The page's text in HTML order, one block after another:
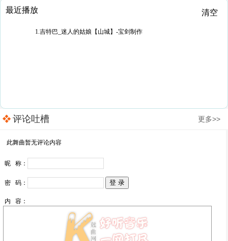
最近播放 清空
1.吉特巴_迷人的姑娘【山城】-宝剑制作
评论吐槽 更多>>